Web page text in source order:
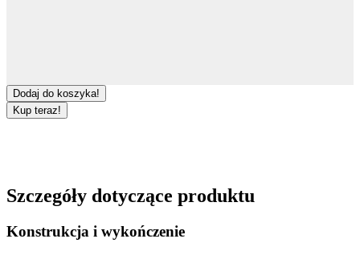
Dodaj do koszyka!
Kup teraz!
Szczegóły dotyczące produktu
Konstrukcja i wykończenie